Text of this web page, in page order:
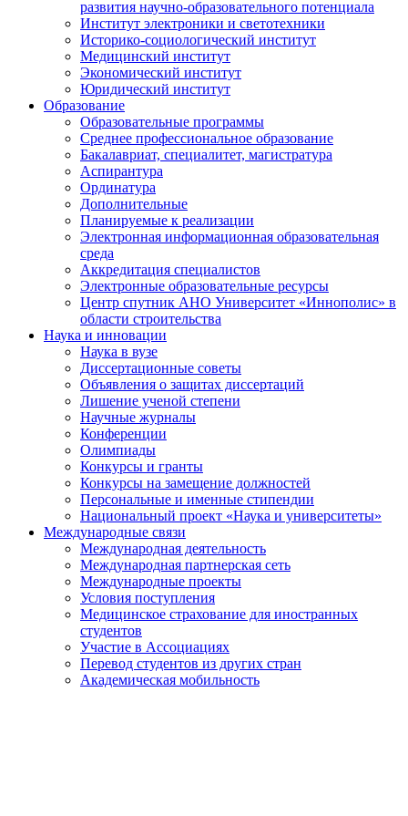
развития научно-образовательного потенциала
Институт электроники и светотехники
Историко-социологический институт
Медицинский институт
Экономический институт
Юридический институт
Образование
Образовательные программы
Среднее профессиональное образование
Бакалавриат, специалитет, магистратура
Аспирантура
Ординатура
Дополнительные
Планируемые к реализации
Электронная информационная образовательная
среда
Аккредитация специалистов
Электронные образовательные ресурсы
Центр спутник АНО Университет «Иннополис» в
области строительства
Наука и инновации
Наука в вузе
Диссертационные советы
Объявления о защитах диссертаций
Лишение ученой степени
Научные журналы
Конференции
Олимпиады
Конкурсы и гранты
Конкурсы на замещение должностей
Персональные и именные стипендии
Национальный проект «Наука и университеты»
Международные связи
Международная деятельность
Международная партнерская сеть
Международные проекты
Условия поступления
Медицинское страхование для иностранных
студентов
Участие в Ассоциациях
Перевод студентов из других стран
Академическая мобильность